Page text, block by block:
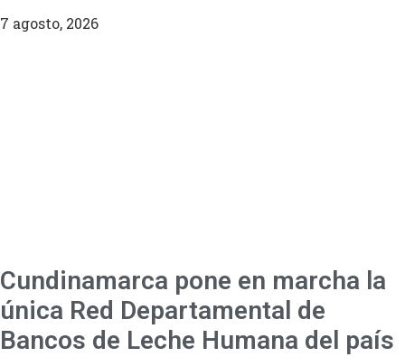
7 agosto, 2026
Cundinamarca pone en marcha la
única Red Departamental de
Bancos de Leche Humana del país